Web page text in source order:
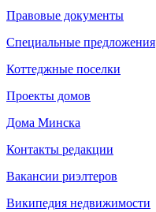
Правовые документы
Специальные предложения
Коттеджные поселки
Проекты домов
Дома Минска
Контакты редакции
Вакансии риэлтеров
Википедия недвижимости